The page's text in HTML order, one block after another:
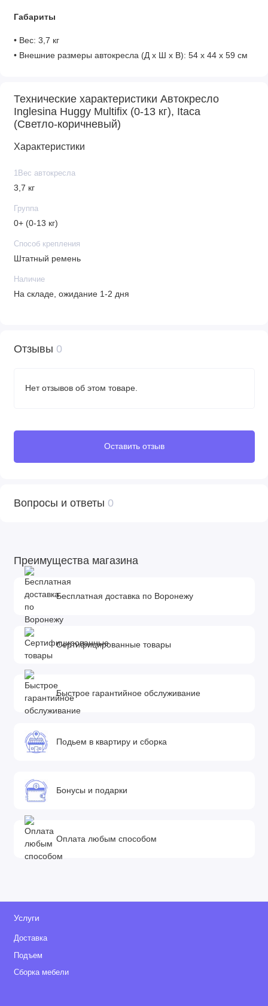
Габариты
• Вес: 3,7 кг
• Внешние размеры автокресла (Д х Ш х В): 54 х 44 х 59 см
• Ширина сиденья: 24 см
Технические характеристики Автокресло
Inglesina Huggy Multifix (0-13 кг), Itaca
(Светло-коричневый)
Характеристики
1Вес автокресла
3,7 кг
Группа
0+ (0-13 кг)
Способ крепления
Штатный ремень
Наличие
На складе, ожидание 1-2 дня
Отзывы 0
Нет отзывов об этом товаре.
Оставить отзыв
Вопросы и ответы 0
Преимущества магазина
Бесплатная доставка по Воронежу
Сертифицированные товары
Быстрое гарантийное обслуживание
Подьем в квартиру и сборка
Бонусы и подарки
Оплата любым способом
Услуги
Доставка
Подъем
Сборка мебели